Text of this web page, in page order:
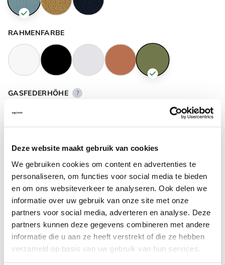
Deze website maakt gebruik van cookies
We gebruiken cookies om content en advertenties te
personaliseren, om functies voor social media te bieden
en om ons websiteverkeer te analyseren. Ook delen we
informatie over uw gebruik van onze site met onze
partners voor social media, adverteren en analyse. Deze
partners kunnen deze gegevens combineren met andere
informatie die u aan ze heeft verstrekt of die ze hebben
verzameld op basis van uw gebruik van hun services.
RAHMENFARBE
GASFEDERHÖHE ?
FUSSRING ?
FUSSRING AUS POLIERTEM ALUMINIUM ?